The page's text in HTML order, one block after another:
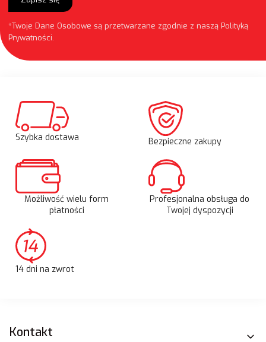
*Twoje Dane Osobowe są przetwarzane zgodnie z naszą Polityką
Prywatności.
Szybka dostawa Bezpieczne zakupy
Możliwość wielu form
płatności
Profesjonalna obsługa do
Twojej dyspozycji
14 dni na zwrot
Linki w stopce
Kontakt